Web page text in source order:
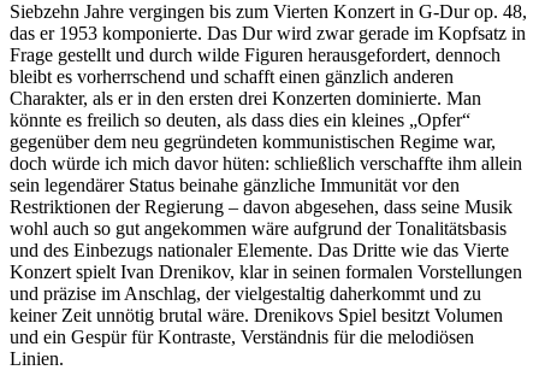
Siebzehn Jahre vergingen bis zum Vierten Konzert in G-Dur op. 48,
das er 1953 komponierte. Das Dur wird zwar gerade im Kopfsatz in
Frage gestellt und durch wilde Figuren herausgefordert, dennoch
bleibt es vorherrschend und schafft einen gänzlich anderen
Charakter, als er in den ersten drei Konzerten dominierte. Man
könnte es freilich so deuten, als dass dies ein kleines „Opfer“
gegenüber dem neu gegründeten kommunistischen Regime war,
doch würde ich mich davor hüten: schließlich verschaffte ihm allein
sein legendärer Status beinahe gänzliche Immunität vor den
Restriktionen der Regierung – davon abgesehen, dass seine Musik
wohl auch so gut angekommen wäre aufgrund der Tonalitätsbasis
und des Einbezugs nationaler Elemente. Das Dritte wie das Vierte
Konzert spielt Ivan Drenikov, klar in seinen formalen Vorstellungen
und präzise im Anschlag, der vielgestaltig daherkommt und zu
keiner Zeit unnötig brutal wäre. Drenikovs Spiel besitzt Volumen
und ein Gespür für Kontraste, Verständnis für die melodiösen
Linien.